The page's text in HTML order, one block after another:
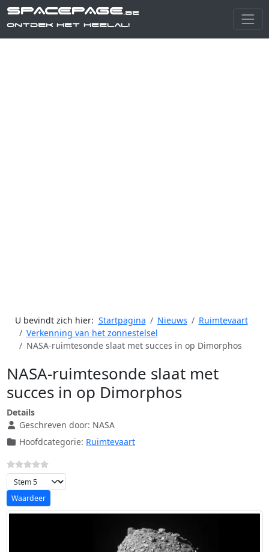
SPACEPAGE.be
Ontdek het heelal!
U bevindt zich hier: Startpagina Nieuws
Ruimtevaart
Verkenning van het zonnestelsel
NASA-ruimtesonde slaat met succes in op Dimorphos
NASA-ruimtesonde slaat met
succes in op Dimorphos
Details
Geschreven door: NASA
Hoofdcategorie: Ruimtevaart
Voeg waardering toe